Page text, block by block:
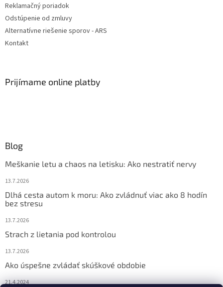
Reklamačný poriadok
Odstúpenie od zmluvy
Alternatívne riešenie sporov - ARS
Kontakt
Prijímame online platby
Blog
Meškanie letu a chaos na letisku: Ako nestratiť nervy
13.7.2026
Dlhá cesta autom k moru: Ako zvládnuť viac ako 8 hodín
bez stresu
13.7.2026
Strach z lietania pod kontrolou
13.7.2026
Ako úspešne zvládať skúškové obdobie
21.4.2024